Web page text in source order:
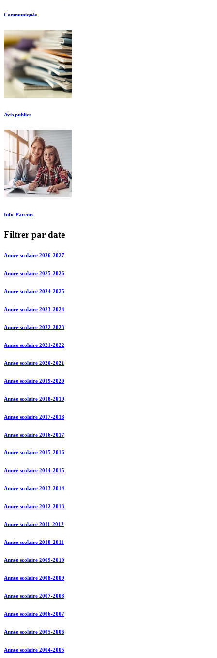
Communiqués
Avis publics
Info-Parents
Filtrer par date
Année scolaire 2026-2027
Année scolaire 2025-2026
Année scolaire 2024-2025
Année scolaire 2023-2024
Année scolaire 2022-2023
Année scolaire 2021-2022
Année scolaire 2020-2021
Année scolaire 2019-2020
Année scolaire 2018-2019
Année scolaire 2017-2018
Année scolaire 2016-2017
Année scolaire 2015-2016
Année scolaire 2014-2015
Année scolaire 2013-2014
Année scolaire 2012-2013
Année scolaire 2011-2012
Année scolaire 2010-2011
Année scolaire 2009-2010
Année scolaire 2008-2009
Année scolaire 2007-2008
Année scolaire 2006-2007
Année scolaire 2005-2006
Année scolaire 2004-2005